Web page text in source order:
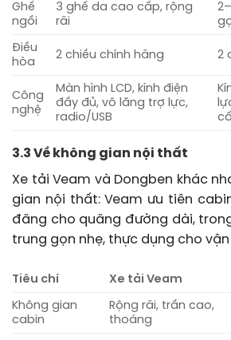
Ghế
ngồi
3 ghế da cao cấp, rộng
rãi
Điều
hòa
2 chiều chính hãng 2
Công
nghệ
Màn hình LCD, kính điện
đầy đủ, vô lăng trợ lực,
radio/USB
3.3 Về không gian nội thất
Xe tải Veam và Dongben khác
gian nội thất: Veam ưu tiên
đãng cho quãng đường dài,
trung gọn nhẹ, thực dụng cho
Tiêu chí Xe tải Veam
Không gian
cabin
Rộng rãi, trần cao,
thoáng